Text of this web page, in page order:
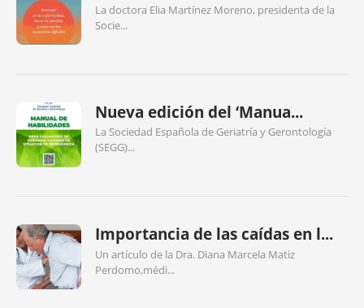
La doctora Elia Martínez Moreno, presidenta de la
Socie...
Nueva edición del ‘Manua...
La Sociedad Española de Geriatría y Gerontología
(SEGG)...
Importancia de las caídas en l...
Un artículo de la Dra. Diana Marcela Matiz
Perdomo,médi...